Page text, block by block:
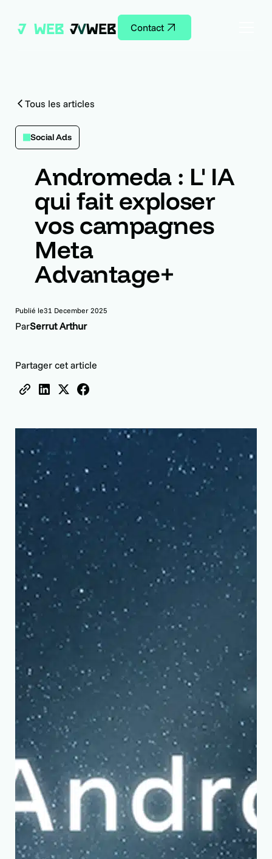
Contact
Tous les articles
Social Ads
Andromeda : L' IA
qui fait exploser
vos campagnes
Meta
Advantage+
Publié le31 December 2025
ParSerrut Arthur
Partager cet article